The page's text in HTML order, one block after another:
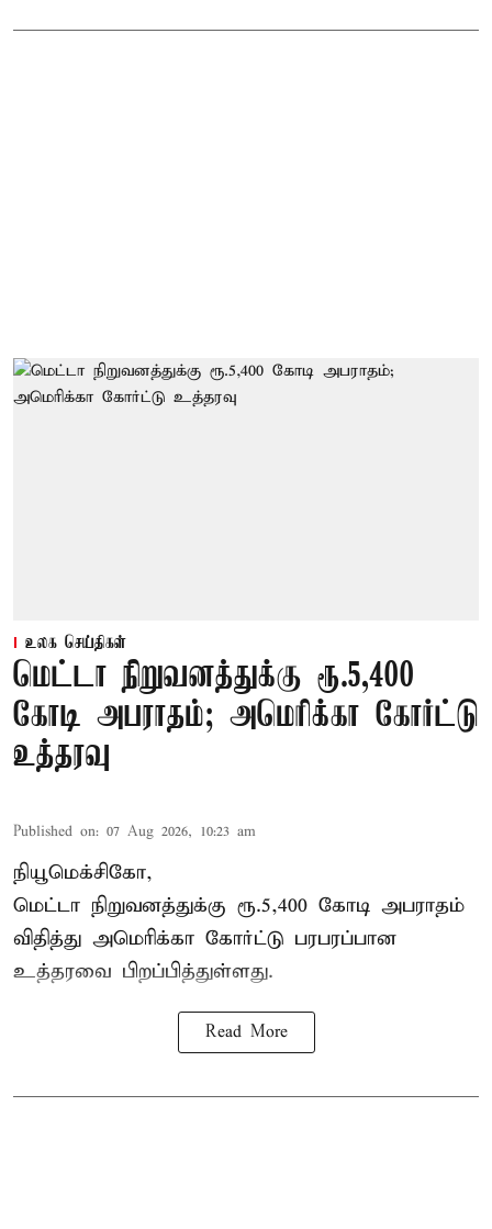
உலக செய்திகள்
மெட்டா நிறுவனத்துக்கு ரூ.5,400
கோடி அபராதம்; அமெரிக்கா கோர்ட்டு
உத்தரவு
Published on: 07 Aug 2026, 10:23 am
நியூமெக்சிகோ,
மெட்டா நிறுவனத்துக்கு ரூ.5,400 கோடி அபராதம்
விதித்து அமெரிக்கா கோர்ட்டு பரபரப்பான
உத்தரவை பிறப்பித்துள்ளது.
Read More